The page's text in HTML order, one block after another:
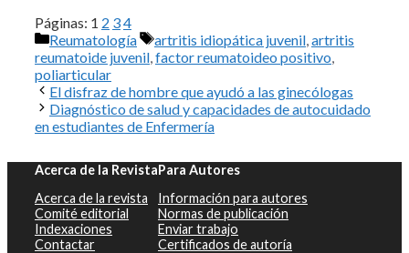
Páginas: 1 2 34
Categorías
Reumatología Etiquetas
artritis idiopática juvenil artritis
reumatoide juvenil factor reumatoideo positivo
poliarticular
El disfraz de hombre que ayudó a las ginecólogas
Diagnóstico de salud y capacidades de autocuidado
en estudiantes de Enfermería
Acerca de la Revista
Acerca de la revista
Comité editorial
Indexaciones
Contactar
Para Autores
Información para autores
Normas de publicación
Enviar trabajo
Certificados de autoría